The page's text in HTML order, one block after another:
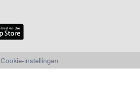
Cookie-instellingen